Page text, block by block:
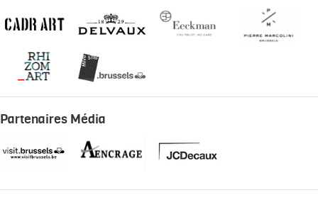
Partenaires Média